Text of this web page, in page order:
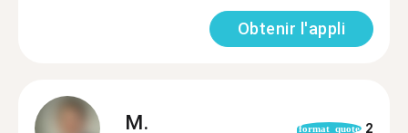
Obtenir l'appli
M. format_quote 2